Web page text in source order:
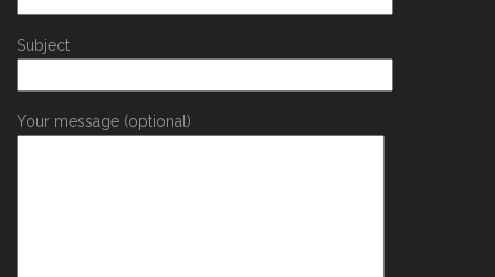
Subject
Your message (optional)